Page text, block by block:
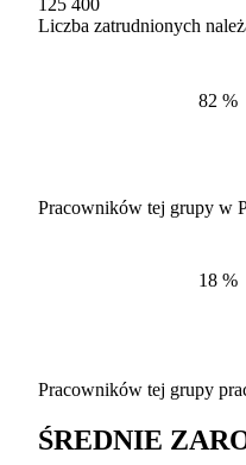
125 400
Liczba zatrudnionych
82 %
Pracowników tej grupy w
18 %
Pracowników tej grupy
ŚREDNIE